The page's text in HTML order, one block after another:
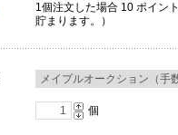
1個注文した場合 10 ポイン
貯まります。）
個